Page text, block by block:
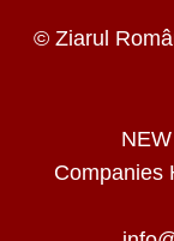
© Ziarul
Companies